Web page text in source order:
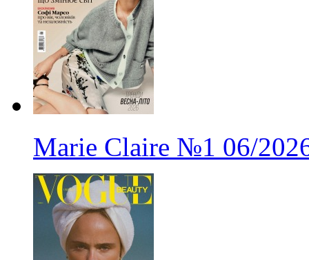
Marie Claire №1 06/